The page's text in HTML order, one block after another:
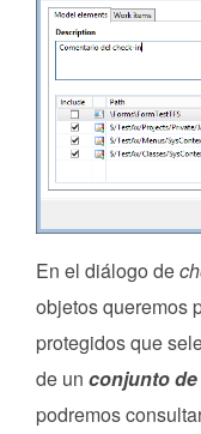
En el diálogo de
objetos queremos
protegidos que
de un conjunto
podremos